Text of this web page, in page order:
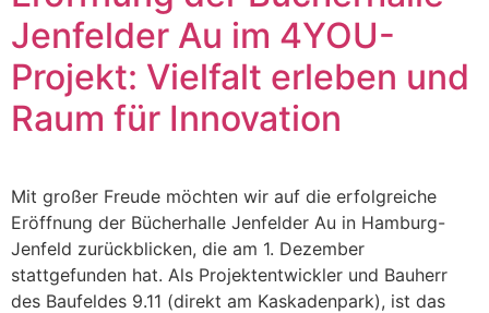
Jenfelder Au im 4YOU-
Projekt: Vielfalt erleben und
Raum für Innovation
Mit großer Freude möchten wir auf die erfolgreiche
Eröffnung der Bücherhalle Jenfelder Au in Hamburg-
Jenfeld zurückblicken, die am 1. Dezember
stattgefunden hat. Als Projektentwickler und Bauherr
des Baufeldes 9.11 (direkt am Kaskadenpark), ist das